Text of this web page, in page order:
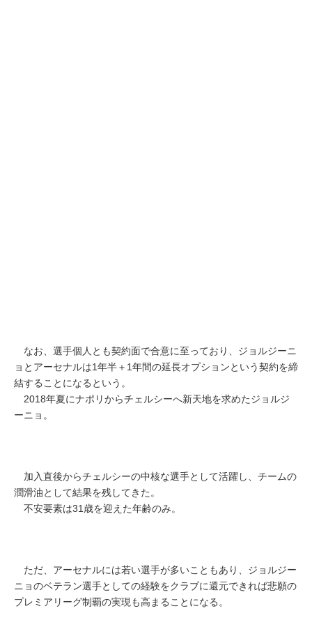
なお、選手個人とも契約面で合意に至っており、ジョルジーニ
ョとアーセナルは1年半＋1年間の延長オプションという契約を締
結することになるという。
2018年夏にナポリからチェルシーへ新天地を求めたジョルジ
ーニョ。
加入直後からチェルシーの中核な選手として活躍し、チームの
潤滑油として結果を残してきた。
不安要素は31歳を迎えた年齢のみ。
ただ、アーセナルには若い選手が多いこともあり、ジョルジー
ニョのベテラン選手としての経験をクラブに還元できれば悲願の
プレミアリーグ制覇の実現も高まることになる。